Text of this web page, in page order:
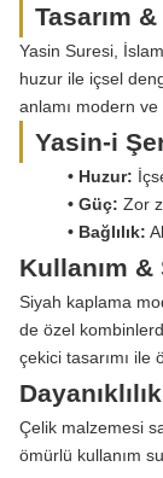
Tasarım
Yasin Suresi,
huzur ile içsel
anlamı modern ve
Yasin-i
• Huzur:
• Güç: Zor
• Bağlılık:
Kullanım &
Siyah kaplama
de özel
çekici tasarımı ile
Çelik malzemesi
ömürlü kullanım